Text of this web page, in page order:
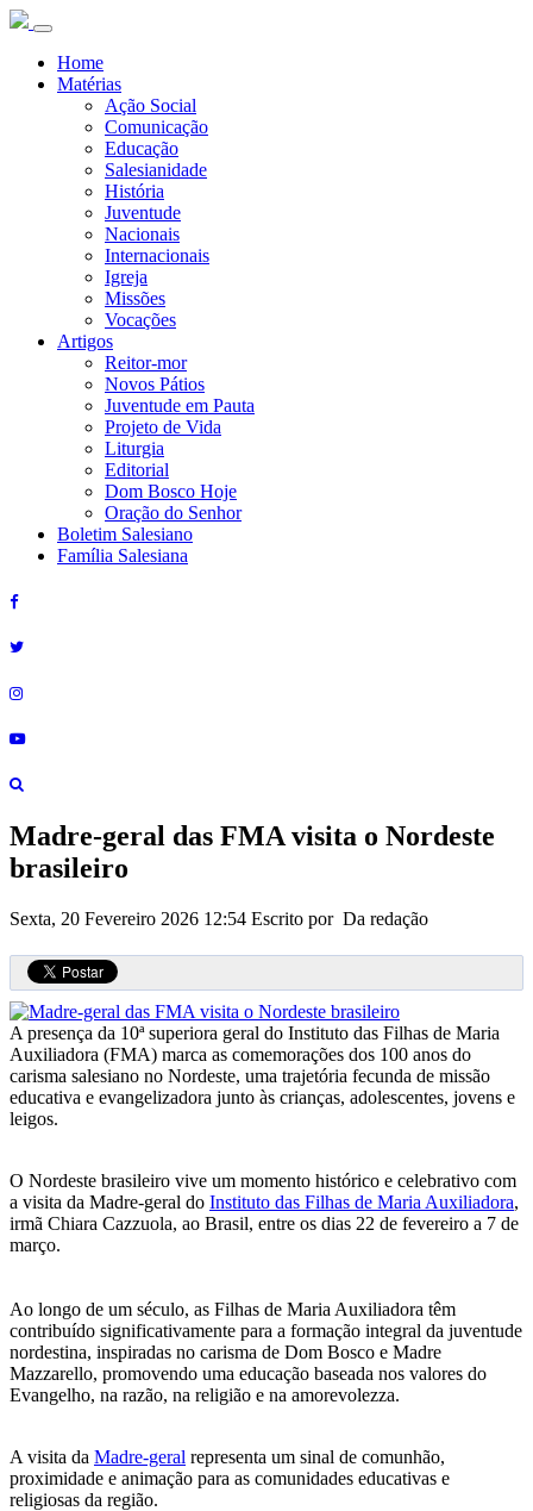
Home
Matérias
Ação Social
Comunicação
Educação
Salesianidade
História
Juventude
Nacionais
Internacionais
Igreja
Missões
Vocações
Artigos
Reitor-mor
Novos Pátios
Juventude em Pauta
Projeto de Vida
Liturgia
Editorial
Dom Bosco Hoje
Oração do Senhor
Boletim Salesiano
Família Salesiana
Madre-geral das FMA visita o Nordeste
brasileiro
Sexta, 20 Fevereiro 2026 12:54 Escrito por Da redação
A presença da 10ª superiora geral do Instituto das Filhas de Maria
Auxiliadora (FMA) marca as comemorações dos 100 anos do
carisma salesiano no Nordeste, uma trajetória fecunda de missão
educativa e evangelizadora junto às crianças, adolescentes, jovens e
leigos.
O Nordeste brasileiro vive um momento histórico e celebrativo com
a visita da Madre-geral do Instituto das Filhas de Maria Auxiliadora,
irmã Chiara Cazzuola, ao Brasil, entre os dias 22 de fevereiro a 7 de
março.
Ao longo de um século, as Filhas de Maria Auxiliadora têm
contribuído significativamente para a formação integral da juventude
nordestina, inspiradas no carisma de Dom Bosco e Madre
Mazzarello, promovendo uma educação baseada nos valores do
Evangelho, na razão, na religião e na amorevolezza.
A visita da Madre-geral representa um sinal de comunhão,
proximidade e animação para as comunidades educativas e
religiosas da região.